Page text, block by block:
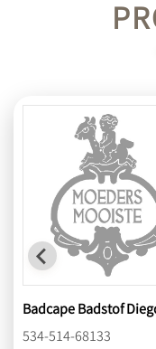
Speelkleed Tiny
tales gymini deluxe